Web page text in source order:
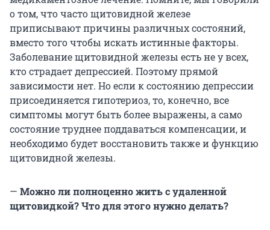
о том, что часто щитовидной железе
приписывают причины различных состояний,
вместо того чтобы искать истинные факторы.
Заболевание щитовидной железы есть не у всех,
кто страдает депрессией. Поэтому прямой
зависимости нет. Но если к состоянию депрессии
присоединяется гипотериоз, то, конечно, все
симптомы могут быть более выражены, а само
состояние труднее поддаваться компенсации, и
необходимо будет восстановить также и функцию
щитовидной железы.
— Можно ли полноценно жить с удаленной
щитовидкой? Что для этого нужно делать?